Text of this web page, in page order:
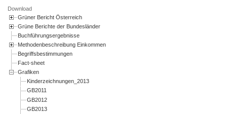
Download
Grüner Bericht Österreich
Grüne Berichte der Bundesländer
Buchführungsergebnisse
Methodenbeschreibung Einkommen
Begriffsbestimmungen
Fact-sheet
Grafiken
Kinderzeichnungen_2013
GB2011
GB2012
GB2013